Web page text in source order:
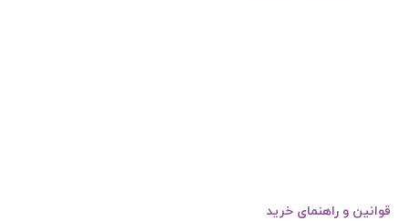
قوانین و راهنمای خرید